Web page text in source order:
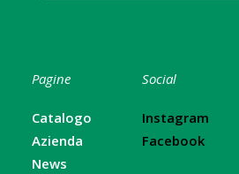
Pagine
Catalogo
Azienda
News
Social
Instagram
Facebook